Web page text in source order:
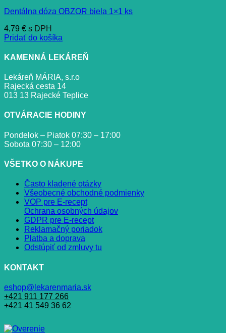
Dentálna dóza OBZOR biela 1×1 ks
4,79 € s DPH
Pridať do košíka
KAMENNÁ LEKÁREŇ
Lekáreň MÁRIA, s.r.o
Rajecká cesta 14
013 13 Rajecké Teplice
OTVÁRACIE HODINY
Pondelok – Piatok 07:30 – 17:00
Sobota 07:30 – 12:00
VŠETKO O NÁKUPE
Často kladené otázky
Všeobecné obchodné podmienky
VOP pre E-recept
Ochrana osobných údajov
GDPR pre E-recept
Reklamačný poriadok
Platba a doprava
Odstúpiť od zmluvy tu
KONTAKT
eshop@lekarenmaria.sk
+421 911 177 266
+421 41 549 36 62